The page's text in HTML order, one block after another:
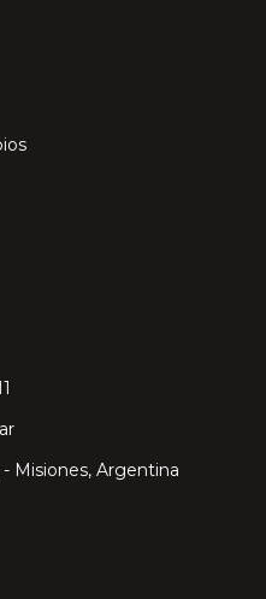
Misiones, Argentina